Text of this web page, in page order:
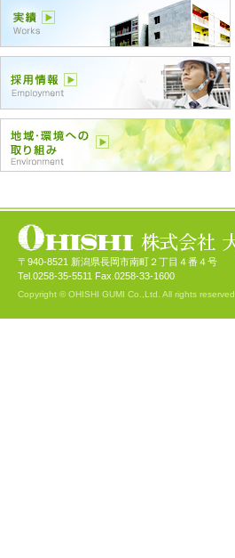
〒940-8521 新潟県長岡市南町２丁目４番４号
Tel.0258-35-5511 Fax.0258-33-1600
Copyright © OHISHI GUMI Co.,Ltd. All rights reserved.